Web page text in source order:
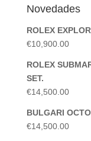
Novedades
ROLEX
€10,900.00
ROLEX
SET.
€14,500.00
BULGARI
€14,500.00